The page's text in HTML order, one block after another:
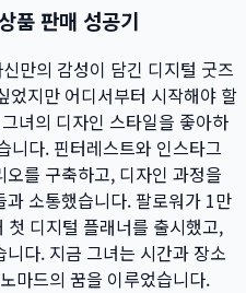
품 판매 성공기
만의 감성이 담긴 디지털 굿즈
었지만 어디서부터 시작해야 할
녀의 디자인 스타일을 좋아하
니다. 핀터레스트와 인스타그
를 구축하고, 디자인 과정을
소통했습니다. 팔로워가 1만
디지털 플래너를 출시했고,
다. 지금 그녀는 시간과 장소
마드의 꿈을 이루었습니다.